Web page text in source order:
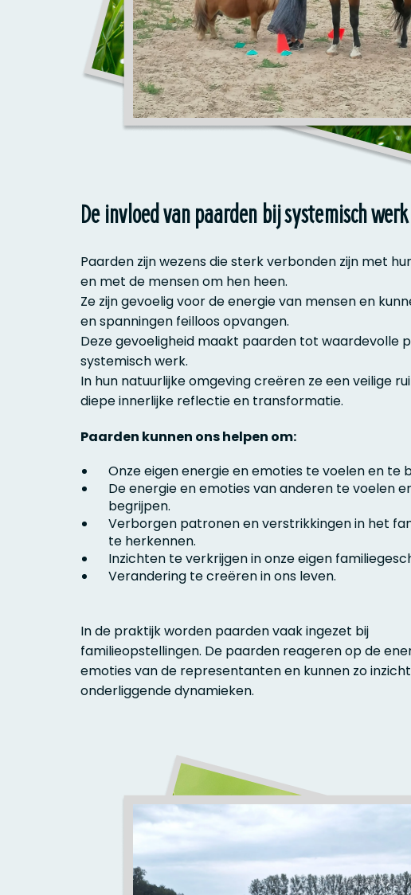
De invloed van paarden bij systemisch werk
Paarden zijn wezens die sterk verbonden zijn met
en met de mensen om hen heen.
Ze zijn gevoelig voor de energie van mensen en
en spanningen feilloos opvangen.
Deze gevoeligheid maakt paarden tot waardevolle
systemisch werk.
In hun natuurlijke omgeving creëren ze een veilige
diepe innerlijke reflectie en transformatie.
Paarden kunnen ons helpen om:
Onze eigen energie en emoties te voelen en te
De energie en emoties van anderen te voelen
begrijpen.
Verborgen patronen en verstrikkingen in het
te herkennen.
Inzichten te verkrijgen in onze eigen
Verandering te creëren in ons leven.
In de praktijk worden paarden vaak ingezet bij
familieopstellingen. De paarden reageren op de
emoties van de representanten en kunnen zo
onderliggende dynamieken.